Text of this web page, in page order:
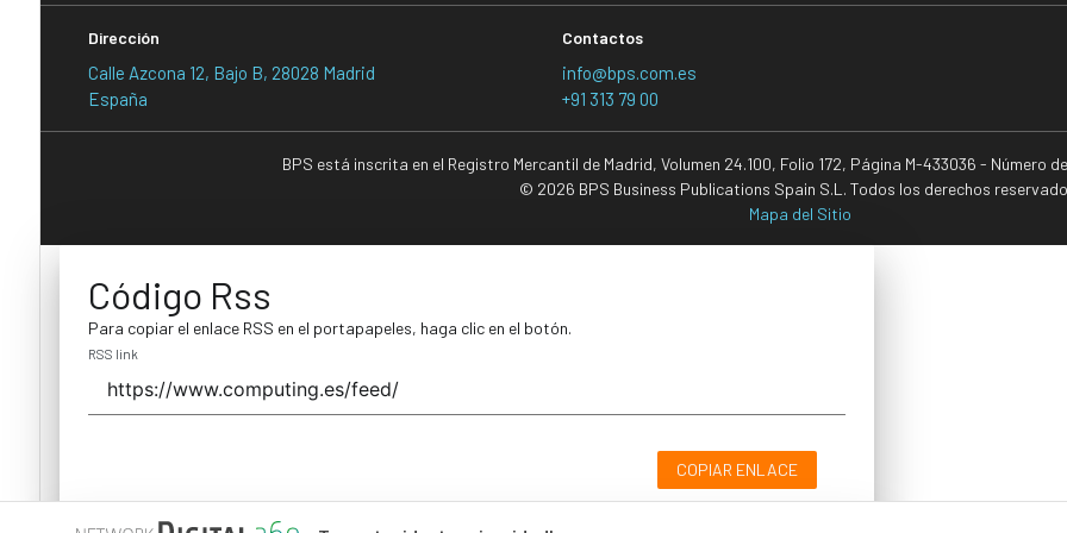
Dirección
Calle Azcona 12, Bajo B, 28028 Madrid
España
Contactos
info@bps.com.es
+91 313 79 00
BPS está inscrita en el Registro Mercantil de Madrid, Volumen 24.100, Folio 172, Página M-433036 - Número
© 2026 BPS Business Publications Spain S.L. Todos los derechos
Mapa del Sitio
Código Rss
Para copiar el enlace RSS en el portapapeles, haga clic en el botón.
RSS link
COPIAR ENLACE